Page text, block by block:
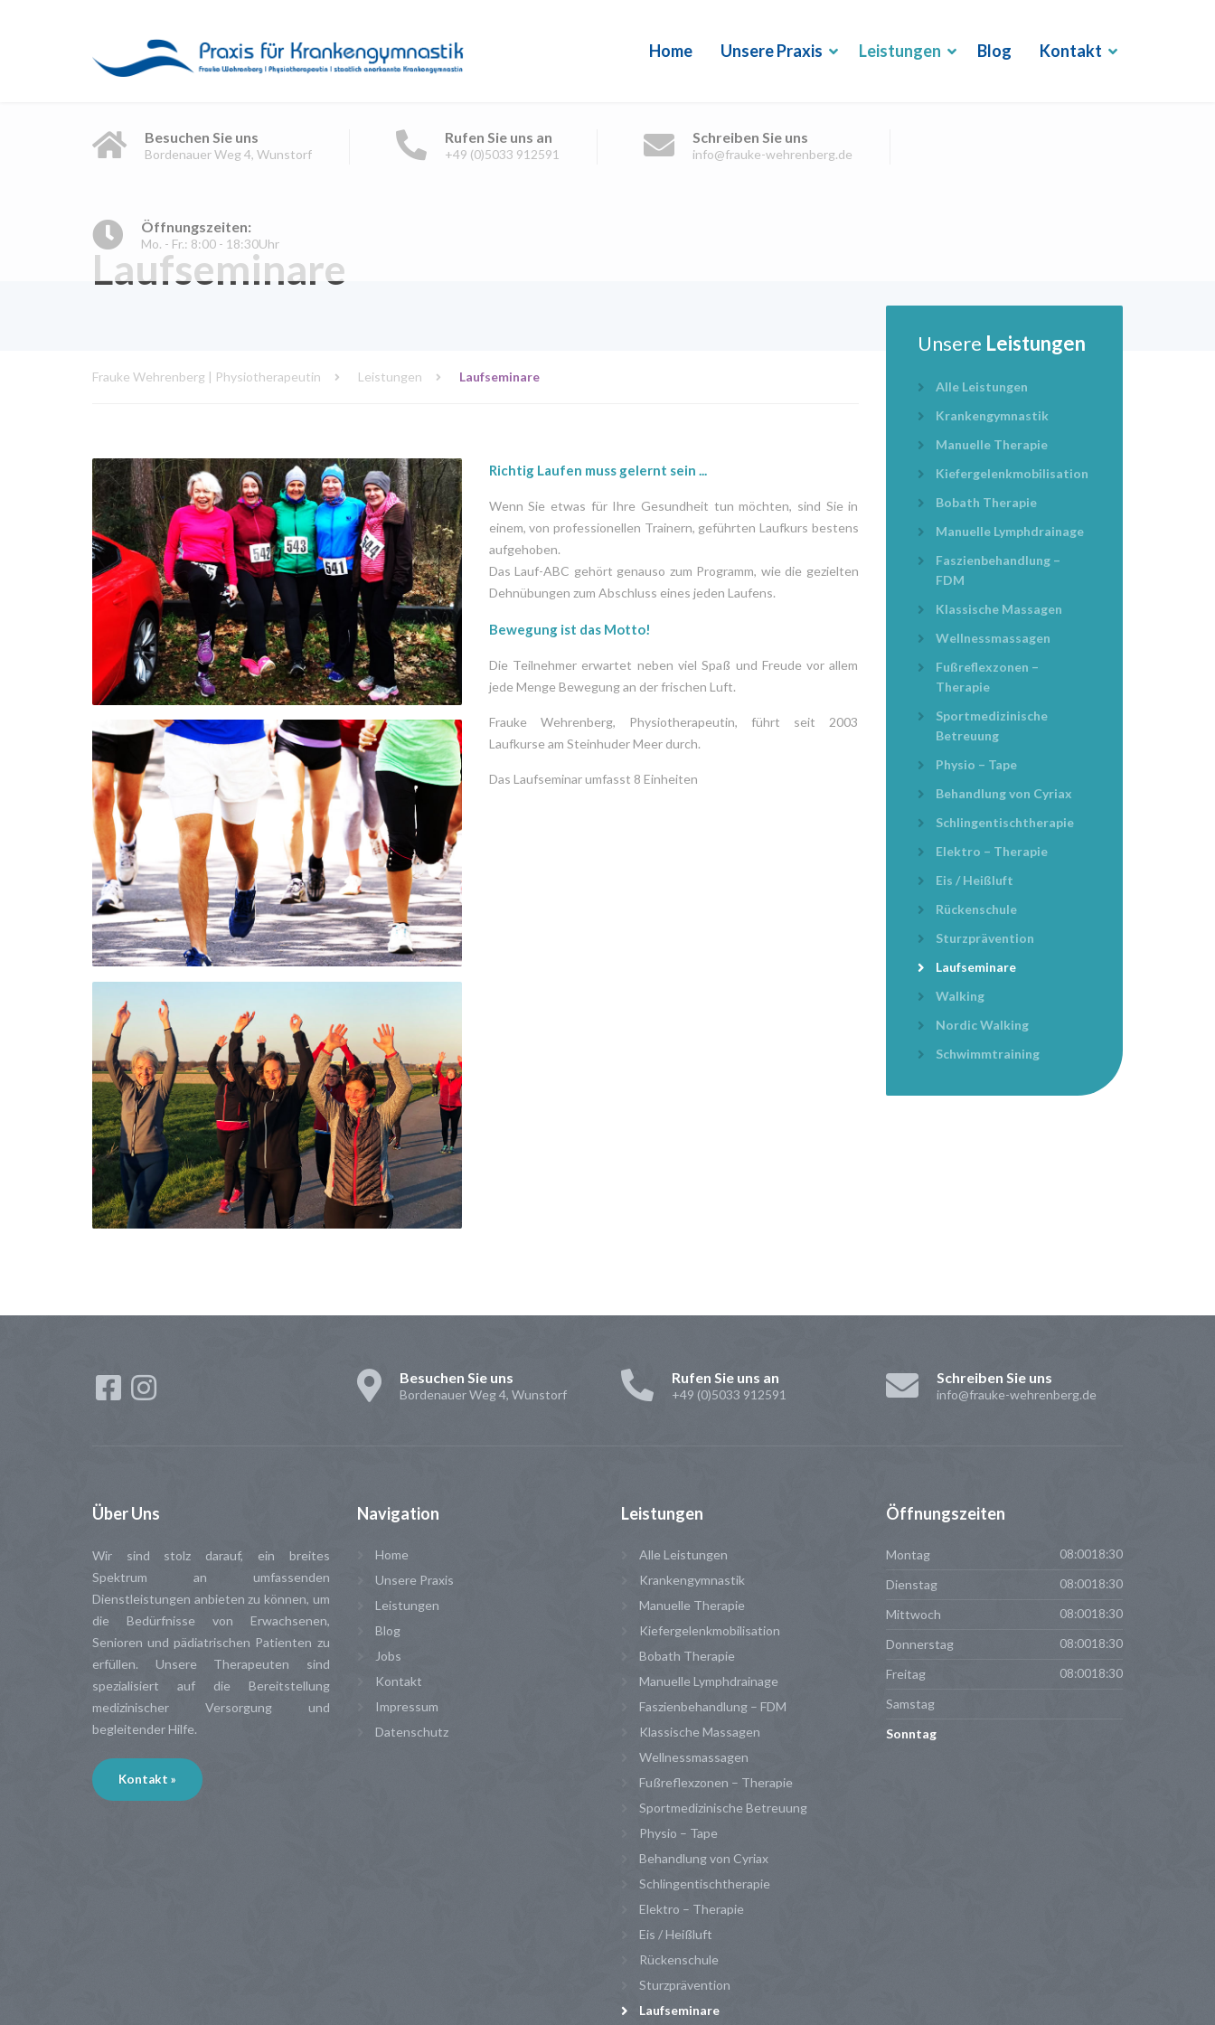
Home Unsere Praxis Leistungen Blog Kontakt
Besuchen Sie uns
Bordenauer Weg 4, Wunstorf
Rufen Sie uns an
+49 (0)5033 912591
Schreiben Sie uns
info@frauke-wehrenberg.de
Öffnungszeiten:
Mo. - Fr.: 8:00 - 18:30Uhr
Laufseminare
Frauke Wehrenberg | Physiotherapeutin Leistungen Laufseminare
Richtig Laufen muss gelernt sein ...
Wenn Sie etwas für Ihre Gesundheit tun möchten, sind Sie in
einem, von professionellen Trainern, geführten Laufkurs bestens
aufgehoben.
Das Lauf-ABC gehört genauso zum Programm, wie die gezielten
Dehnübungen zum Abschluss eines jeden Laufens.
Bewegung ist das Motto!
Die Teilnehmer erwartet neben viel Spaß und Freude vor allem
jede Menge Bewegung an der frischen Luft.
Frauke Wehrenberg, Physiotherapeutin, führt seit 2003
Laufkurse am Steinhuder Meer durch.
Das Laufseminar umfasst 8 Einheiten
Unsere Leistungen
Alle Leistungen
Krankengymnastik
Manuelle Therapie
Kiefergelenkmobilisation
Bobath Therapie
Manuelle Lymphdrainage
Faszienbehandlung –
FDM
Klassische Massagen
Wellnessmassagen
Fußreflexzonen –
Therapie
Sportmedizinische
Betreuung
Physio – Tape
Behandlung von Cyriax
Schlingentischtherapie
Elektro – Therapie
Eis / Heißluft
Rückenschule
Sturzprävention
Laufseminare
Walking
Nordic Walking
Schwimmtraining
Besuchen Sie uns
Bordenauer Weg 4, Wunstorf
Rufen Sie uns an
+49 (0)5033 912591
Schreiben Sie uns
info@frauke-wehrenberg.de
ÜberUns
Wir sind stolz darauf, ein breites
Spektrum an umfassenden
Dienstleistungen anbieten zu können, um
die Bedürfnisse von Erwachsenen,
Senioren und pädiatrischen Patienten zu
erfüllen. Unsere Therapeuten sind
spezialisiert auf die Bereitstellung
medizinischer Versorgung und
begleitender Hilfe.
Kontakt »
Navigation
Home
Unsere Praxis
Leistungen
Blog
Jobs
Kontakt
Impressum
Datenschutz
Leistungen
Alle Leistungen
Krankengymnastik
Manuelle Therapie
Kiefergelenkmobilisation
Bobath Therapie
Manuelle Lymphdrainage
Faszienbehandlung – FDM
Klassische Massagen
Wellnessmassagen
Fußreflexzonen – Therapie
Sportmedizinische Betreuung
Physio – Tape
Behandlung von Cyriax
Schlingentischtherapie
Elektro – Therapie
Eis / Heißluft
Rückenschule
Sturzprävention
Laufseminare
Öffnungszeiten
Montag 08:0018:30
Dienstag 08:0018:30
Mittwoch 08:0018:30
Donnerstag 08:0018:30
Freitag 08:0018:30
Samstag
Sonntag